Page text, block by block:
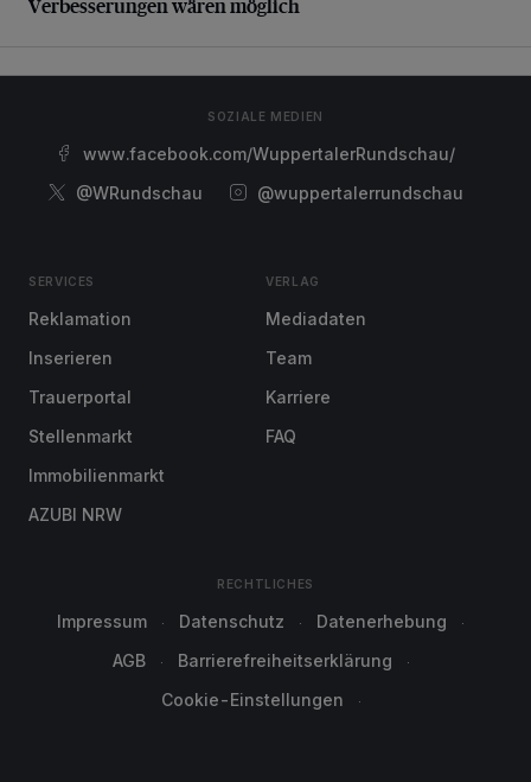
SOZIALE MEDIEN
www.facebook.com/WuppertalerRundschau/
@WRundschau
@wuppertalerrundschau
SERVICES
Reklamation
Inserieren
Trauerportal
Stellenmarkt
Immobilienmarkt
AZUBI NRW
VERLAG
Mediadaten
Team
Karriere
FAQ
RECHTLICHES
Impressum Datenschutz
Datenerhebung
AGB
Barrierefreiheitserklärung
Cookie-Einstellungen